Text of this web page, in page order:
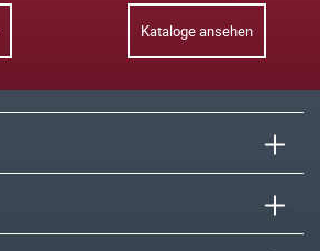
Kataloge ansehen